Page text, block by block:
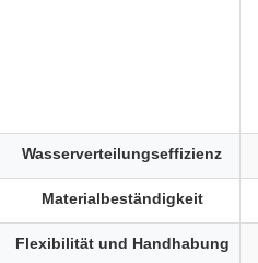
Wasserverteilungseffizienz
Materialbeständigkeit
Flexibilität und Handhabung